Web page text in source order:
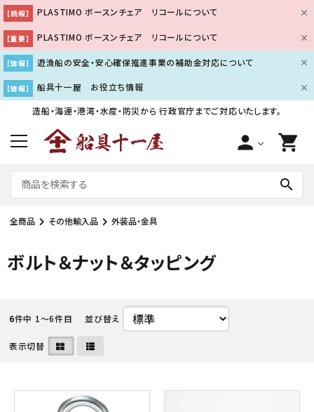
【続報】 PLASTIMO ボースンチェア リコールについて
【重要】 PLASTIMO ボースンチェア リコールについて
【情報】 遊漁船の安全・安心確保推進事業の補助金対応について
【情報】
船具十一屋 お役立ち情報
造船・海運・港湾・水産・防災から行政官庁までご対応いたします。
person shopping_cart
search
全商品 その他輸入品 外装品・金具
ボルト＆ナット＆タッピング
6件中 1〜6件目 並び替え
表示切替